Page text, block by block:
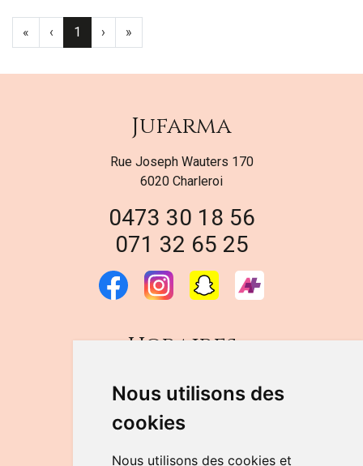
Nous utilisons des
cookies
Nous utilisons des cookies et
« ‹ 1 › »
Jufarma
Rue Joseph Wauters 170
6020 Charleroi
0473 30 18 56
071 32 65 25
Horaires
DU LUNDI AU VENDREDI
de 9h à 12h30 et de 14h à 18h
LE SAMEDI
de 9h à 12h30